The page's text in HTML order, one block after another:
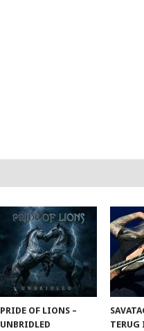
PRIDE OF LIONS –
UNBRIDLED
TERUG